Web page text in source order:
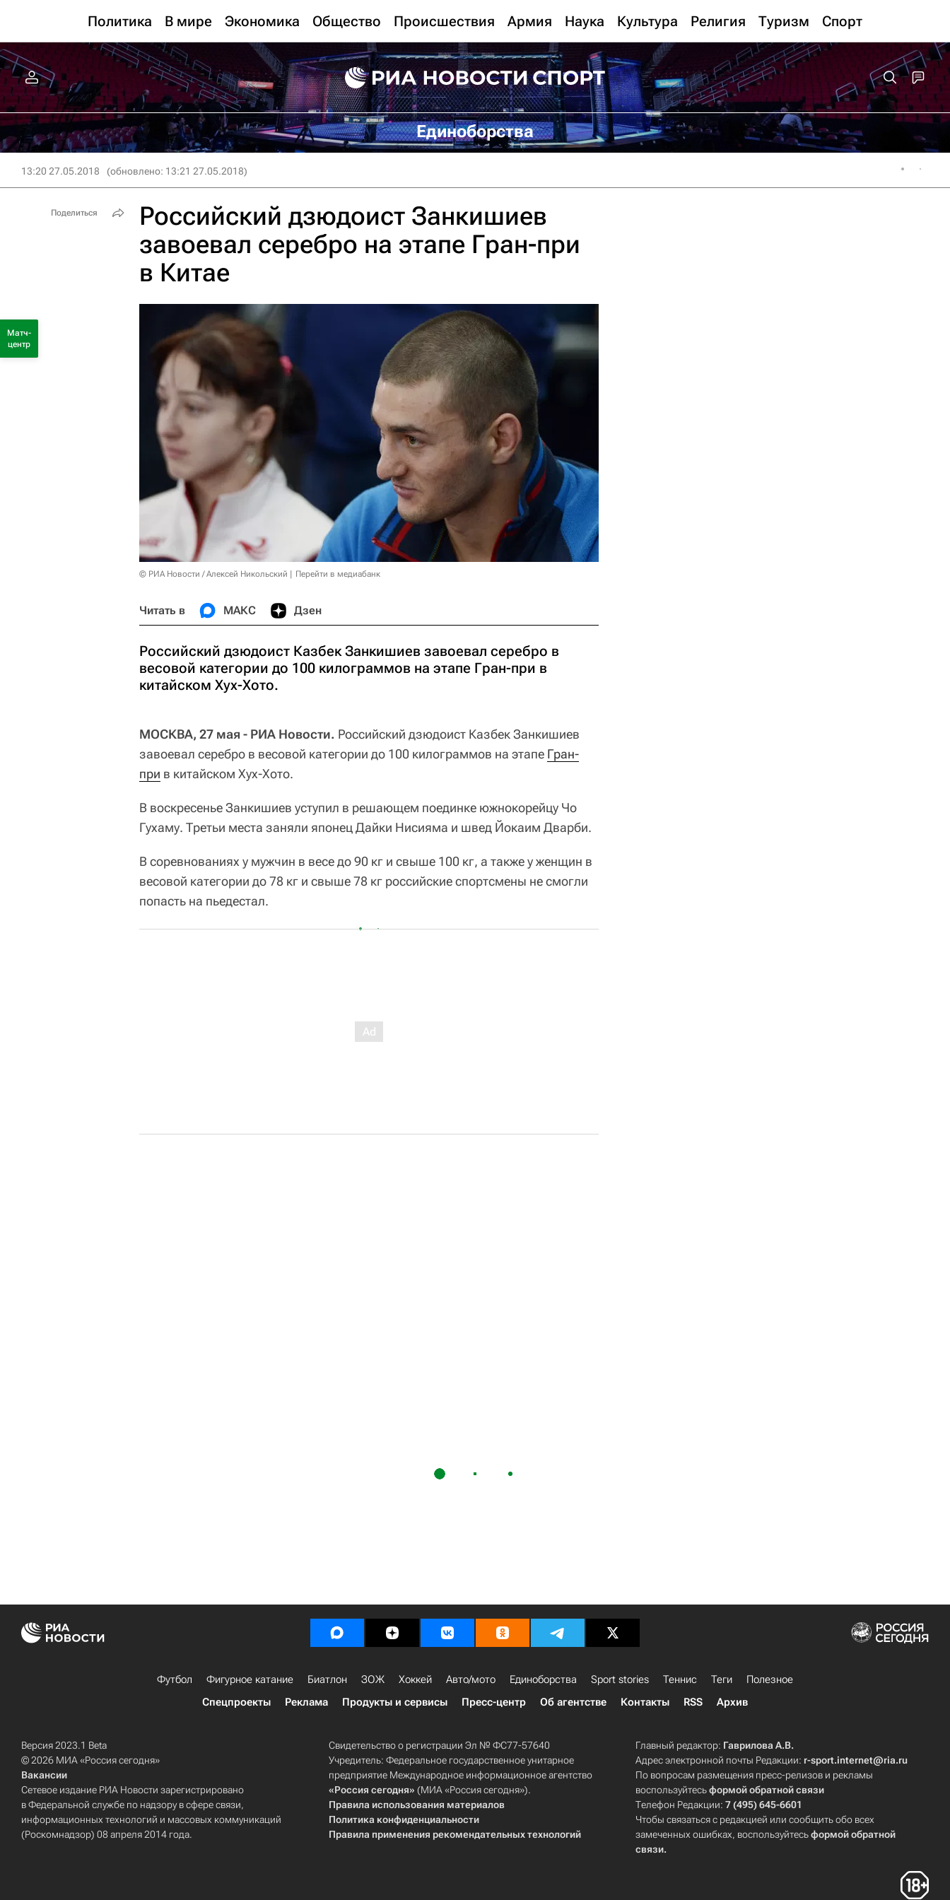
Политика В мире Экономика Общество Происшествия Армия Наука Культура Религия Туризм Спорт
Единоборства
13:20 27.05.2018 (обновлено: 13:21 27.05.2018)
Российский дзюдоист Занкишиев
завоевал серебро на этапе Гран-при
в Китае
© РИА Новости / Алексей Никольский Перейти в медиабанк
Читать в МАКС Дзен
Российский дзюдоист Казбек Занкишиев завоевал серебро в
весовой категории до 100 килограммов на этапе Гран-при в
китайском Хух-Хото.
МОСКВА, 27 мая - РИА Новости. Российский дзюдоист Казбек Занкишиев
завоевал серебро в весовой категории до 100 килограммов на этапе Гран-
при в китайском Хух-Хото.
В воскресенье Занкишиев уступил в решающем поединке южнокорейцу Чо
Гухаму. Третьи места заняли японец Дайки Нисияма и швед Йокаим Дварби.
В соревнованиях у мужчин в весе до 90 кг и свыше 100 кг, а также у женщин в
весовой категории до 78 кг и свыше 78 кг российские спортсмены не смогли
попасть на пьедестал.
Поделиться
Матч-
центр
Футбол Фигурное катание Биатлон ЗОЖ Хоккей Авто/мото Единоборства Sport stories Теннис Теги
Полезное
Спецпроекты
Реклама Продукты и сервисы Пресс-центр Об агентстве Контакты RSS Архив
Версия 2023.1 Beta
© 2026 МИА «Россия сегодня»
Вакансии
Сетевое издание РИА Новости зарегистрировано
в Федеральной службе по надзору в сфере связи,
информационных технологий и массовых коммуникаций
(Роскомнадзор) 08 апреля 2014 года.
Свидетельство о регистрации Эл № ФС77-57640
Учредитель: Федеральное государственное унитарное
предприятие Международное информационное агентство
«Россия сегодня» (МИА «Россия сегодня»).
Правила использования материалов
Политика конфиденциальности
Правила применения рекомендательных технологий
Главный редактор: Гаврилова А.В.
Адрес электронной почты Редакции: r-sport.internet@ria.ru
По вопросам размещения пресс-релизов и рекламы
воспользуйтесьформой обратной связи
Телефон Редакции:7 (495) 645-6601
Чтобы связаться с редакцией или сообщить обо всех
замеченных ошибках, воспользуйтесьформой обратной
связи.